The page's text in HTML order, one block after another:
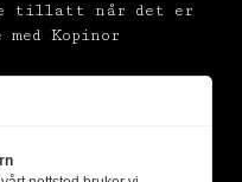
tillatt når det er
Kopinor